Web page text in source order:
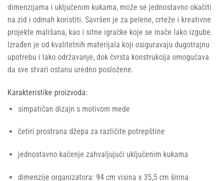
dimenzijama i uključenim kukama, može se jednostavno okačiti
na zid i odmah koristiti. Savršen je za pelene, crteže i kreativne
projekte mališana, kao i sitne igračke koje se inače lako izgube.
Izrađen je od kvalitetnih materijala koji osiguravaju dugotrajnu
upotrebu i lako održavanje, dok čvrsta konstrukcija omogućava
da sve stvari ostanu uredno posložene.
Karakteristike proizvoda:
simpatičan dizajn s motivom mede
četiri prostrana džepa za različite potrepštine
jednostavno kačenje zahvaljujući uključenim kukama
dimenzije organizatora: 94 cm visina x 35,5 cm širina